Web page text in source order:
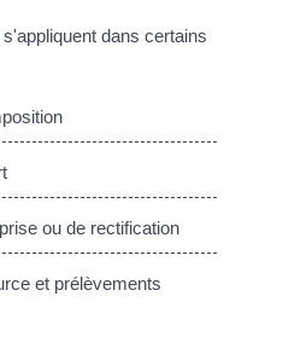
dans certains
ou de rectification
et prélèvements